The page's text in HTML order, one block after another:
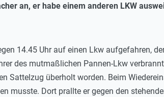
an, er habe einem anderen LKW
14.45 Uhr auf einen Lkw aufgefahren,
des mutmaßlichen Pannen-Lkw
Sattelzug überholt worden. Beim
musste. Dort prallte er gegen den